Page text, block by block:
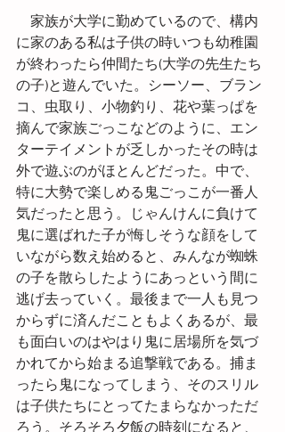
家族が大学に勤めているので、構内
に家のある私は子供の時いつも幼稚園
が終わったら仲間たち(大学の先生たち
の子)と遊んでいた。シーソー、ブラン
コ、虫取り、小物釣り、花や葉っぱを
摘んで家族ごっこなどのように、エン
ターテイメントが乏しかったその時は
外で遊ぶのがほとんどだった。中で、
特に大勢で楽しめる鬼ごっこが一番人
気だったと思う。じゃんけんに負けて
鬼に選ばれた子が悔しそうな顔をして
いながら数え始めると、みんなが蜘蛛
の子を散らしたようにあっという間に
逃げ去っていく。最後まで一人も見つ
からずに済んだこともよくあるが、最
も面白いのはやはり鬼に居場所を気づ
かれてから始まる追撃戦である。捕ま
ったら鬼になってしまう、そのスリル
は子供たちにとってたまらなかっただ
ろう。そろそろ夕飯の時刻になると、